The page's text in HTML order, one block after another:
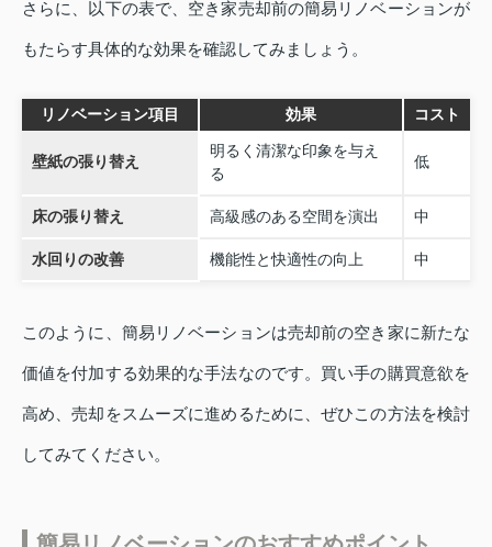
さらに、以下の表で、空き家売却前の簡易リノベーションが
もたらす具体的な効果を確認してみましょう。
リノベーション項目 効果 コスト
壁紙の張り替え
明るく清潔な印象を与え
る
低
床の張り替え 高級感のある空間を演出 中
水回りの改善 機能性と快適性の向上 中
このように、簡易リノベーションは売却前の空き家に新たな
価値を付加する効果的な手法なのです。買い手の購買意欲を
高め、売却をスムーズに進めるために、ぜひこの方法を検討
してみてください。